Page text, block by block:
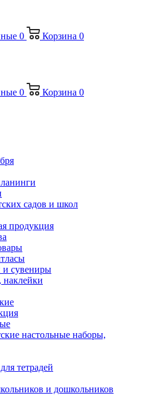
0 Корзина 0
0 Корзина 0
садов и школ
продукция
и сувениры
настольные наборы,
тетрадей
и дошкольников